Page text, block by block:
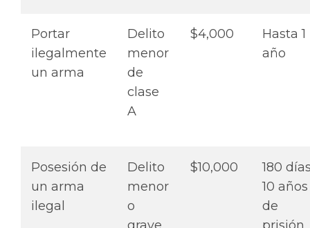
Portar
ilegalmente
un arma
Delito
menor
de
clase
A
$4,000
Hasta 1
año
Posesión de
un arma
ilegal
Delito
menor
o
grave
$10,000
180
10 años
de
prisión